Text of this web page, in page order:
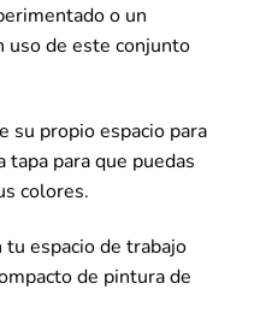
o un
uso de este conjunto
su propio espacio para
para que puedas
colores.
espacio de trabajo
de pintura de